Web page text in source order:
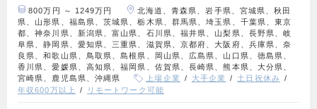
800万円 ～ 1249万円
北海道、青森県、岩手県、宮城県、秋田
県、山形県、福島県、茨城県、栃木県、群馬県、埼玉県、千葉県、東京
都、神奈川県、新潟県、富山県、石川県、福井県、山梨県、長野県、岐
阜県、静岡県、愛知県、三重県、滋賀県、京都府、大阪府、兵庫県、奈
良県、和歌山県、鳥取県、島根県、岡山県、広島県、山口県、徳島県、
香川県、愛媛県、高知県、福岡県、佐賀県、長崎県、熊本県、大分県、
宮崎県、鹿児島県、沖縄県
上場企業 大手企業
土日祝休み
年収600万以上
リモートワーク可能